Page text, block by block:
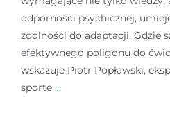
odporności psychicznej,
zdolności do adaptacji. Gdzie
efektywnego poligonu do
wskazuje Piotr Popławski,
sporte...